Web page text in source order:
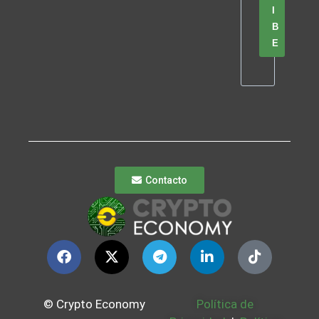
I
B
E
Contacto
© Crypto Economy
Política de